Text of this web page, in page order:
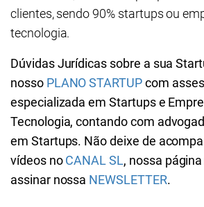
clientes, sendo 90% startups ou
tecnologia.
Dúvidas Jurídicas sobre a sua
nosso PLANO STARTUPcom
especializada em Startups e
Tecnologia, contando com
em Startups. Não deixe de
vídeos noCANAL SL, nossa
assinar nossa NEWSLETTER.